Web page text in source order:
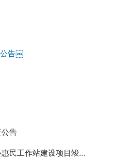
公告￼
告
收服务单位遴选入围项目-评审结果公示￼